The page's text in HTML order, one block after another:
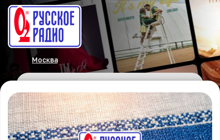
Москва